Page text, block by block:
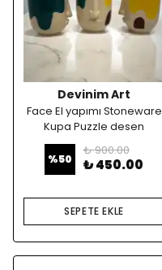
Devinim Art
Face El yapımı Stoneware
Kupa Puzzle desen
%50
₺ 900.00
₺ 450.00
SEPETE EKLE